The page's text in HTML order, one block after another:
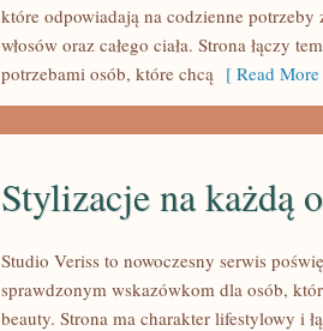
które odpowiadają na codzienne potrzeby
włosów oraz całego ciała. Strona łączy
potrzebami osób, które chcą [ Read
Stylizacje na każdą
Studio Veriss to nowoczesny serwis
sprawdzonym wskazówkom dla osób,
beauty. Strona ma charakter lifestylowy i